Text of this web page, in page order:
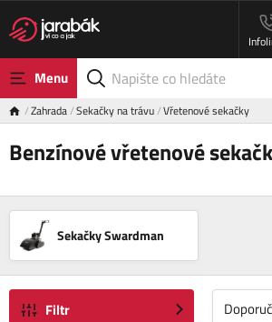
Menu
Zahrada Sekačky na trávu Vřetenové sekačky
Benzínové vřetenové
Sekačky Swardman
Filtr